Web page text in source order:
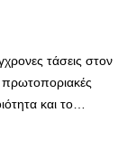
τάσεις στον
και το
σε θέση να